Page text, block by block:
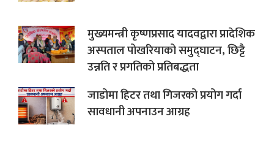
मुख्यमन्त्री कृष्णप्रसाद यादवद्वारा प्रादेशिक
अस्पताल पोखरियाको समुद्घाटन, छिट्टै
उन्नति र प्रगतिको प्रतिबद्धता
जाडोमा हिटर तथा गिजरको प्रयोग गर्दा
सावधानी अपनाउन आग्रह